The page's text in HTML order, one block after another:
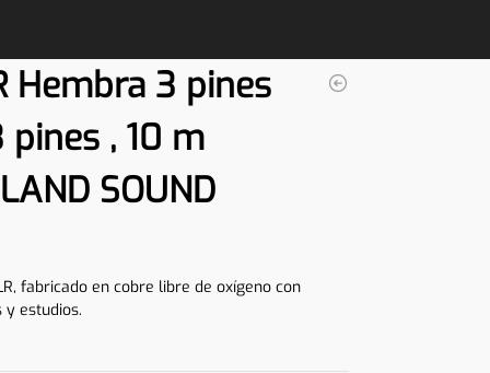
Hembra 3 pines
pines , 10 m
SOUND
fabricado en cobre libre de oxígeno con
y estudios.